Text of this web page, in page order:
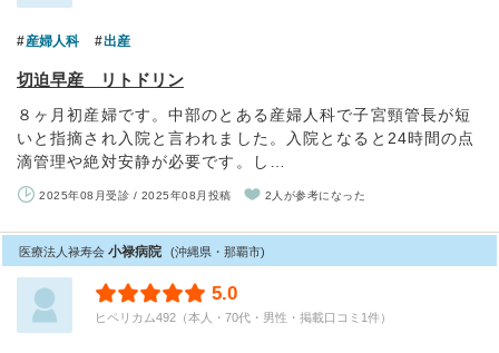
産婦人科 出産
切迫早産 リトドリン
８ヶ月初産婦です。中部のとある産婦人科で子宮頸管長が短
いと指摘され入院と言われました。入院となると24時間の点
滴管理や絶対安静が必要です。し…
2025年08月受診 / 2025年08月投稿 2人が参考になった
医療法人禄寿会 小禄病院 (沖縄県・那覇市)
5.0
ヒペリカム492（本人・70代・男性・掲載口コミ1件）